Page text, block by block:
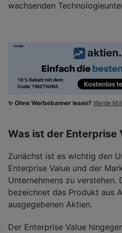
wachsenden
✨ Ohne Werbebanner lesen? Werde
Was ist der Enterprise
Zunächst ist es wichtig den
Enterprise Value und der
Unternehmens zu verstehen.
bezeichnet das Produkt aus
ausgegebenen Aktien.
Der Enterprise Value